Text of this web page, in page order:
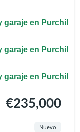
€235,000
Nuevo